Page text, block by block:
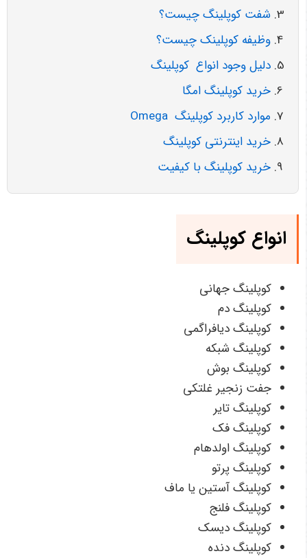
شفت کوپلینگ چیست؟
وظیفه کوپلینک چیست؟
دلیل وجود انواع کوپلینگ
خرید کوپلینگ امگا
موارد کاربرد کوپلینگ Omega
خرید اینترنتی کوپلینگ
خرید کوپلینگ با کیفیت
انواع کوپلینگ
کوپلینگ جهانی
کوپلینگ دم
کوپلینگ دیافراگمی
کوپلینگ شبکه
کوپلینگ بوش
جفت زنجیر غلتکی
کوپلینگ تایر
کوپلینگ فک
کوپلینگ اولدهام
کوپلینگ پرتو
کوپلینگ آستین یا ماف
کوپلینگ فلنج
کوپلینگ دیسک
کوپلینگ دنده